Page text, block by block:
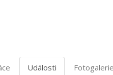
Události Fotogalerie